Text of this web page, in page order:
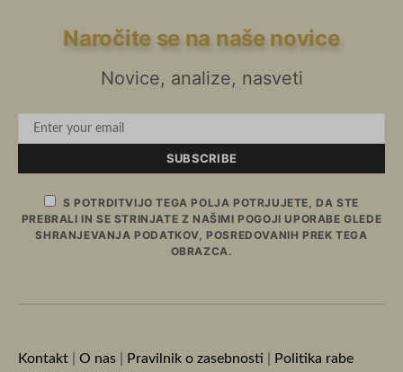
Naročite se na naše novice
Novice, analize, nasveti
SUBSCRIBE
S POTRDITVIJO TEGA POLJA POTRJUJETE, DA STE
PREBRALI IN SE STRINJATE Z NAŠIMI POGOJI UPORABE GLEDE
SHRANJEVANJA PODATKOV, POSREDOVANIH PREK TEGA
OBRAZCA.
Kontakt O nas Pravilnik o zasebnosti
Politika rabe